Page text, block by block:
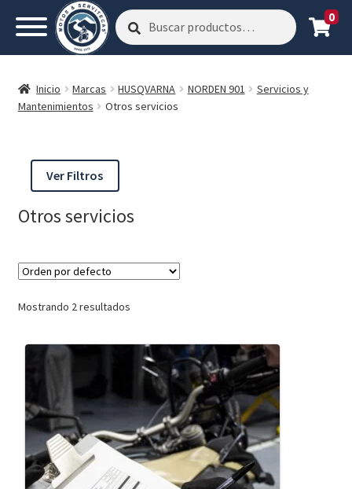
Buscar
por:
Buscar 0
Inicio Marcas HUSQVARNA NORDEN 901
Servicios y
Mantenimientos
Otros servicios
Ver Filtros
Otros servicios
Mostrando 2 resultados